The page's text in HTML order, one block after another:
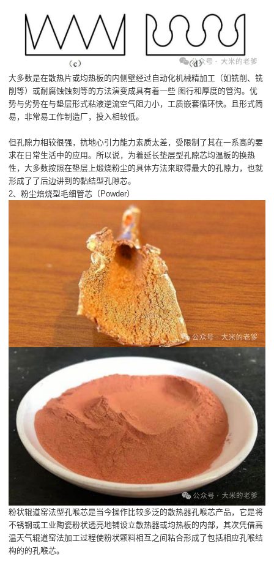
大多数是在散热片或均热板的内侧壁经过自动化机械精加工（如铣削、铣
削等）或耐腐蚀蚀刻等的方法演变成具有着一些 图行和厚度的管沟。优
势与劣势在与垫层形式粘液逆流空气阻力小，工质嵌套循环快。且形式简
易，非常易工作制造厂，投入相较低。
但孔隙力相较很强，抗地心引力能力素质太差，受限制了其在一系高的要
求在日常生活中的应用。所以说，为着延长垫层型孔隙芯均温板的换热
性，大多数按照在垫层上煅烧粉尘的具体方法来取得最大的孔隙力，也就
形成了了后边讲到的黏结型孔隙芯。
2、粉尘焙烧型毛细管芯（Powder）
粉状辊道窑法型孔喉芯是当今操作比较多泛的散热器孔喉芯产品，它是将
不锈钢或工业陶瓷粉状透亮地铺设立散热器或均热板的内部，其次凭借高
温天气辊道窑法加工过程使粉状颗料相互之间粘合形成了包括相应孔喉结
构的的孔喉芯。